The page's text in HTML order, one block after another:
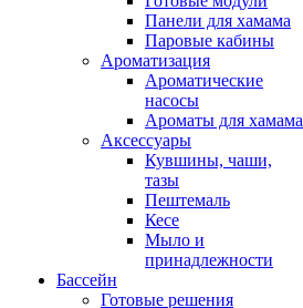
Панели для хамама
Паровые кабины
Ароматизация
Ароматические
насосы
Ароматы для хамама
Аксессуары
Кувшины, чаши,
тазы
Пештемаль
Кесе
Мыло и
принадлежности
Бассейн
Готовые решения